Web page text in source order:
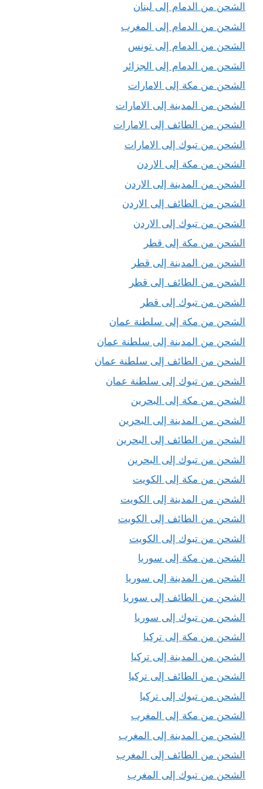
الشحن من الدمام إلى لبنان
الشحن من الدمام إلى المغرب
الشحن من الدمام إلى تونس
الشحن من الدمام إلى الجزائر
الشحن من مكة إلى الامارات
الشحن من المدينة إلى الامارات
الشحن من الطائف إلى الامارات
الشحن من تبوك إلى الامارات
الشحن من مكة إلى الاردن
الشحن من المدينة إلى الاردن
الشحن من الطائف إلى الاردن
الشحن من تبوك إلى الاردن
الشحن من مكة إلى قطر
الشحن من المدينة إلى قطر
الشحن من الطائف إلى قطر
الشحن من تبوك إلى قطر
الشحن من مكة إلى سلطنة عمان
الشحن من المدينة إلى سلطنة عمان
الشحن من الطائف إلى سلطنة عمان
الشحن من تبوك إلى سلطنة عمان
الشحن من مكة إلى البحرين
الشحن من المدينة إلى البحرين
الشحن من الطائف إلى البحرين
الشحن من تبوك إلى البحرين
الشحن من مكة إلى الكويت
الشحن من المدينة إلى الكويت
الشحن من الطائف إلى الكويت
الشحن من تبوك إلى الكويت
الشحن من مكة إلى سوريا
الشحن من المدينة إلى سوريا
الشحن من الطائف إلى سوريا
الشحن من تبوك إلى سوريا
الشحن من مكة إلى تركيا
الشحن من المدينة إلى تركيا
الشحن من الطائف إلى تركيا
الشحن من تبوك إلى تركيا
الشحن من مكة إلى المغرب
الشحن من المدينة إلى المغرب
الشحن من الطائف إلى المغرب
الشحن من تبوك إلى المغرب